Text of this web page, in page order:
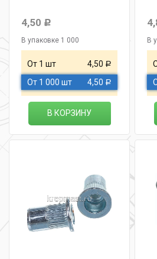
4,50 Р
В упаковке 1 000
От 1 шт 4,50 Р
От 1 000 шт 4,50 Р
В КОРЗИНУ
В